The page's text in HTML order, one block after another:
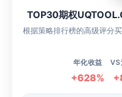
TOP30期权
根据策略排行榜的高级评分
年化收益
+628%